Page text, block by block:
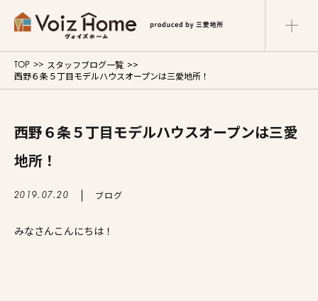
コーポレートサイト リフォームサイト
マンションサイト
Voiz Homeの家づくり
商品ラインナップ
TOP
スタッフブログ一覧
西野６条５丁目モデルハウスオープンは三愛地所！
西野６条５丁目モデルハウスオープンは三愛
地所！
2019.07.20 ブログ
みなさんこんにちは！